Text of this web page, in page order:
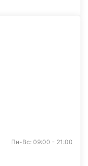
Пн-Вс: 09:00 - 21:00